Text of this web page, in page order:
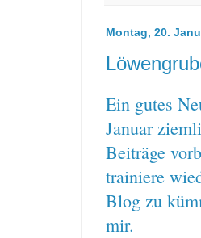
Montag, 20.
Ein gutes
Januar
Beiträge
trainiere
Blog zu
mir.